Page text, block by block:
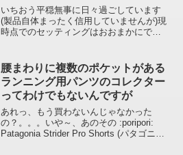
は果たして
いちおう平穏無事に日々過ごしています
(製品自体まったく信用していませんが)現
時点でのセッティングはおおまかにです
CT2K16G...
腰まわりに複数のポケットがある
ランニング用パンツのコレクター
ってわけでもないんですが
あれっ、もう買わないんじゃなかった
の？。。。いや～、あのその :poripori:
Patagonia Strider Pro Shorts (パタゴニア